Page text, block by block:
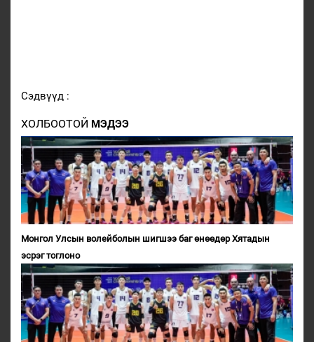
Сэдвүүд :
ХОЛБООТОЙ МЭДЭЭ
Монгол Улсын волейболын шигшээ баг өнөөдөр Хятадын
эсрэг тоглоно